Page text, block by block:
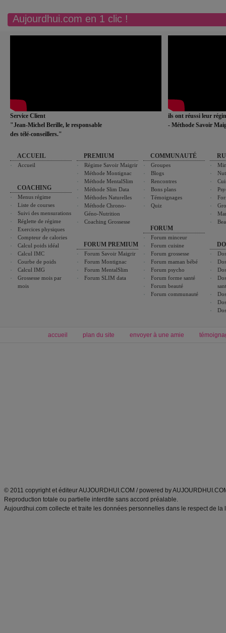
Aujourdhui.com en 1 clic !
Service Client
"Jean-Michel Berille, le responsable
des télé-conseillers."
ils ont réussi leur
- Méthode Savoir
ACCUEIL
Accueil
COACHING
Menus régime
Liste de courses
Suivi des mensurations
Réglette de régime
Exercices physiques
Compteur de calories
Calcul poids idéal
Calcul IMC
Courbe de poids
Calcul IMG
Grossesse mois par
mois
PREMIUM
Régime Savoir Maigrir
Méthode Montignac
Méthode MentalSlim
Méthode Slim Data
Méthodes Naturelles
Méthode Chrono-
Géno-Nutrition
Coaching Grossesse
FORUM PREMIUM
Forum Savoir Maigrir
Forum Montignac
Forum MentalSlim
Forum SLIM data
COMMUNAUTÉ
Groupes
Blogs
Rencontres
Bons plans
Témoignages
Quiz
FORUM
Forum minceur
Forum cuisine
Forum grossesse
Forum maman bébé
Forum psycho
Forum forme santé
Forum beauté
Forum communauté
accueil plan du site envoyer à une amie
© 2011 copyright et éditeur AUJOURDHUI.COM / powered by
Reproduction totale ou partielle interdite sans accord préalable.
Aujourdhui.com collecte et traite les données personnelles dans le respect de